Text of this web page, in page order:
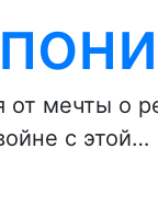
от мечты о
с этой…